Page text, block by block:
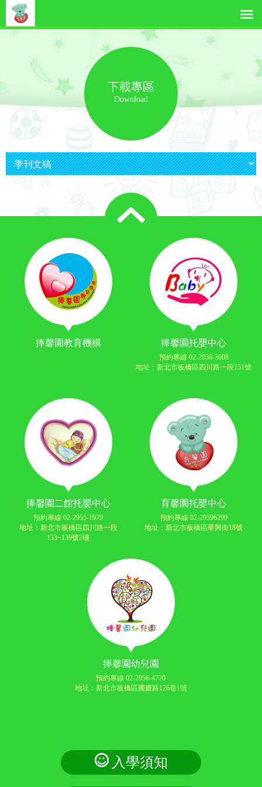
下載專區
Download
捧馨園教育機構 捧馨園托嬰中心
預約專線 02-2956-3008
地址：新北市板橋區四川路一段151號
捧馨園二館托嬰中心
預約專線 02-2955-1979
地址：新北市板橋區四川路一段
133~139號2樓
育馨園托嬰中心
預約專線 02-29596299
地址：新北市板橋區華興街18號
捧馨園幼兒園
預約專線 02-2956-4720
地址：新北市板橋區國慶路126巷1號
入學須知